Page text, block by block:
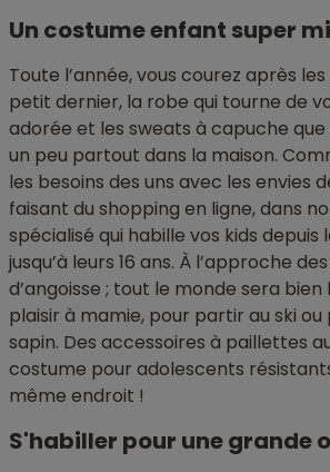
Un costume enfant super
Toute l’année, vous courez après
petit dernier, la robe qui tourne de
adorée et les sweats à capuche
un peu partout dans la maison.
les besoins des uns avec les envies
faisant du shopping en ligne, dans
spécialisé qui habille vos kids depuis
jusqu’à leurs 16 ans. À l’approche
d’angoisse ; tout le monde sera
plaisir à mamie, pour partir au ski
sapin. Des accessoires à paillettes
costume pour adolescents
même endroit !
S'habiller pour une grande